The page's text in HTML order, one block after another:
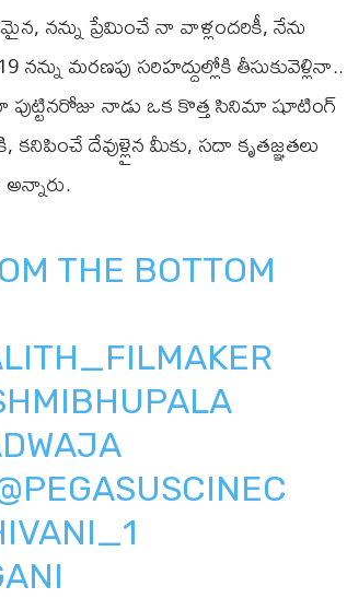
నన్ను ప్రేమించే నా వాళ్లందరికీ, నేను
మరణపు సరిహద్దుల్లోకి తీసుకువెళ్లినా..
నాడు ఒక కొత్త సినిమా షూటింగ్
దేవుళ్లైన మీకు, సదా కృతజ్ఞతలు
అన్నారు.
THE BOTTOM